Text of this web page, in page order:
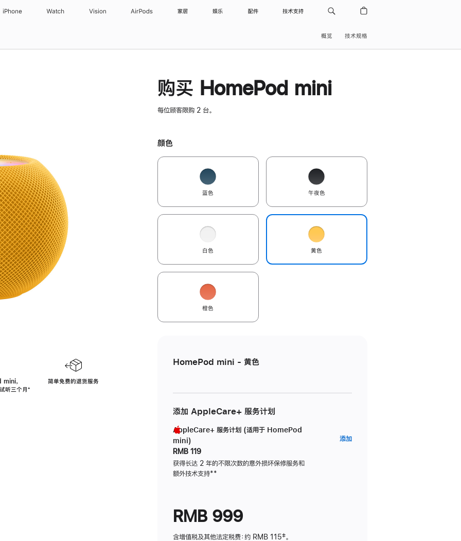
iPhone Watch Vision AirPods 家居 娱乐 配件 技术支持
概览 技术规格
，
听三个月脚
⁺
简单免费的退货服务
购买 HomePod mini
每位顾客限购 2 台。
颜色
蓝色 午夜色
白色 黄色
橙色
HomePod mini - 黄色
添加 AppleCare+ 服务计划
AppleCare+ 服务计划 (适用于 HomePod
mini)
RMB 119
获得长达 2 年的不限次数的意外损坏保修服务和
额外技术支持脚
**
添加AppleCare+
RMB 999
含增值税及其他法定税费：约 RMB 115‡。